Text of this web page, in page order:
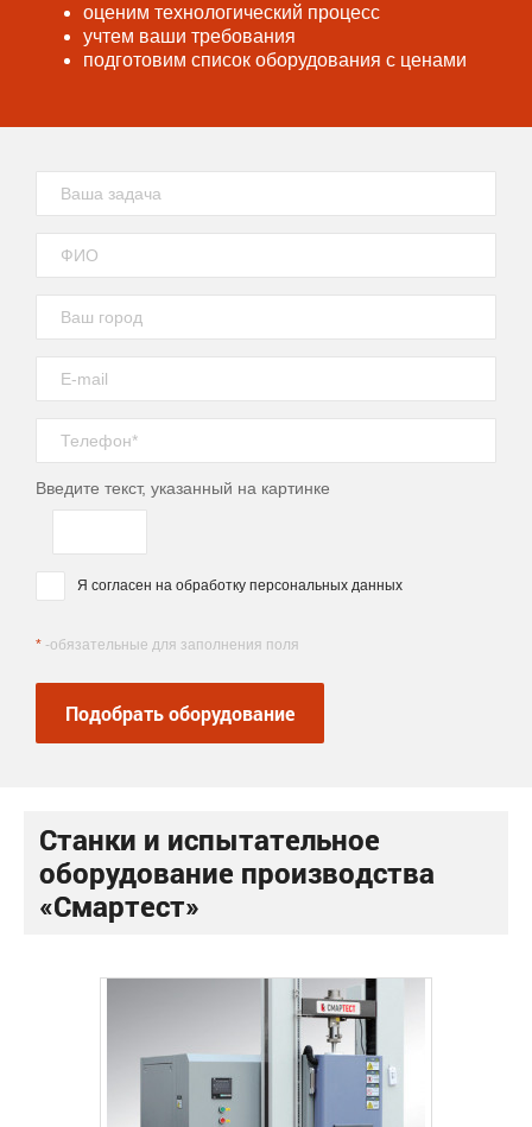
оценим технологический процесс
учтем ваши требования
подготовим список оборудования с ценами
Введите текcт, указанный на картинке
Я согласен на обработку персональных данных
* -обязательные для заполнения поля
Подобрать оборудование
Станки и испытательное
оборудование производства
«Смартест»